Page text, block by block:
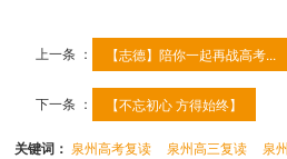
上一条 ： 【志德】陪你一起再战高考...
下一条 ： 【不忘初心 方得始终】
关键词： 泉州高考复读 泉州高三复读 泉